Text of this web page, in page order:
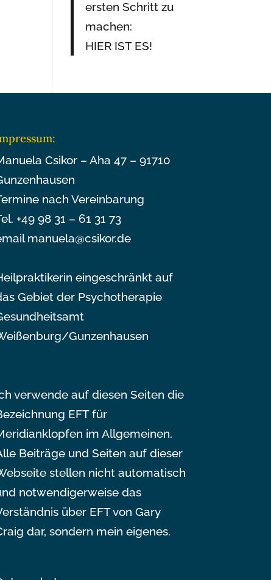
ersten Schritt zu
machen:
HIER IST ES!
Csikor – Aha 47 – 91710
nach Vereinbarung
+49 98 31 – 61 31 73
manuela@csikor.de
eingeschränkt auf
Gebiet der Psychotherapie
Gunzenhausen
verwende auf diesen Seiten die
EFT für
im Allgemeinen.
Beiträge und Seiten auf dieser
stellen nicht automatisch
notwendigerweise das
über EFT von Gary
dar, sondern mein eigenes.